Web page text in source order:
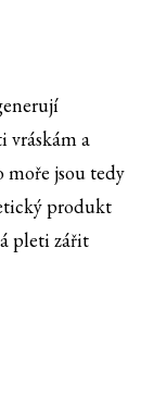
vráskám a
jsou tedy
produkt
pleti zářit